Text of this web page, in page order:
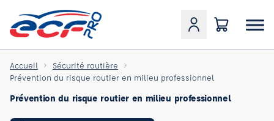
Accueil
Sécurité routière
Prévention du risque routier en milieu professionnel
Prévention du risque routier en milieu professionnel